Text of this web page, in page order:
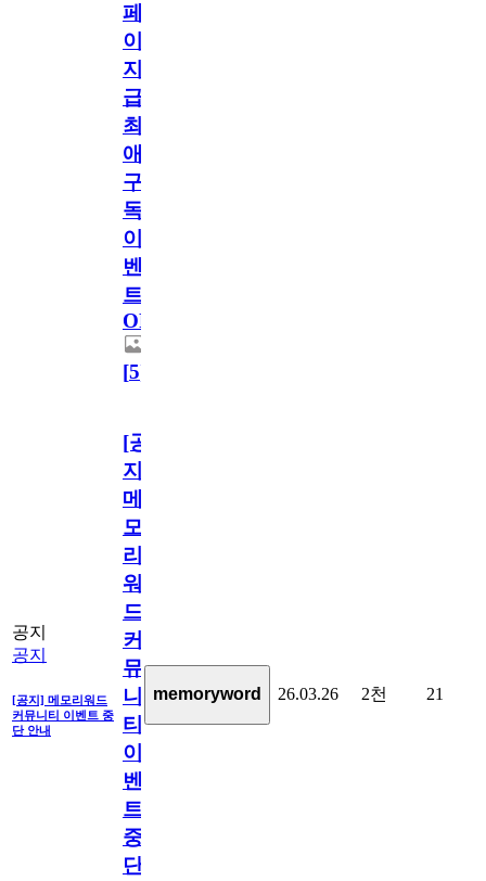
페
이
지
급!
최
애
구
독
이
벤
트
OPEN!
[5]
공지
공지
[공지] 메모리워드
커뮤니티 이벤트 중
단 안내
[공
지]
메
모
리
워
드
커
뮤
니
티
이
벤
트
중
단
memoryword 26.03.26 2천 21